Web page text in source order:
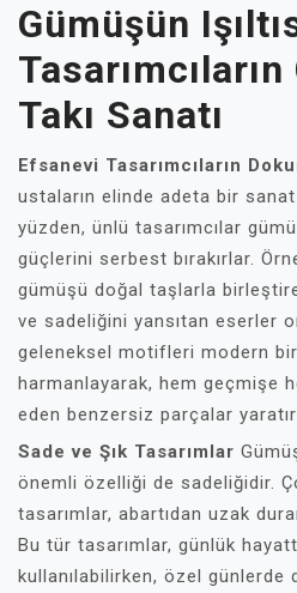
Gümüşün
Takı Sanatı
Efsanevi Tasarımcıların
ustaların elinde adeta bir
yüzden, ünlü tasarımcılar
güçlerini serbest bırakırlar.
gümüşü doğal taşlarla
ve sadeliğini yansıtan eserler
geleneksel motifleri modern bir
harmanlayarak, hem geçmişe
eden benzersiz parçalar
Sade ve Şık Tasarımlar
önemli özelliği de sadeliğidir.
tasarımlar, abartıdan uzak
Bu tür tasarımlar, günlük
kullanılabilirken, özel günlerde